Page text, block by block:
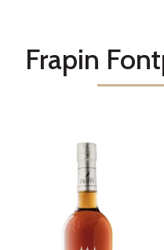
Frapin